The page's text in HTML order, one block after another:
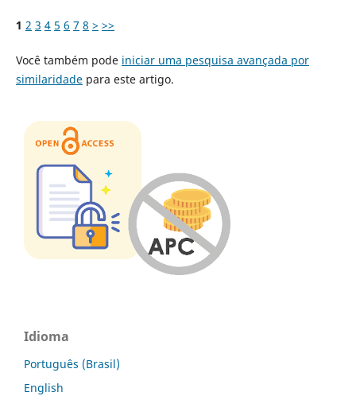
1 2 3 4 5 6 7 8 > >>
Você também pode iniciar uma pesquisa avançada por
similaridadepara este artigo.
Idioma
Português (Brasil)
English